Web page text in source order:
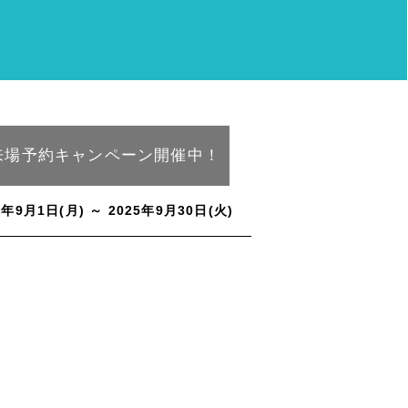
予約キャンペーン開催中！
9月1日(月) ～ 2025年9月30日(火)